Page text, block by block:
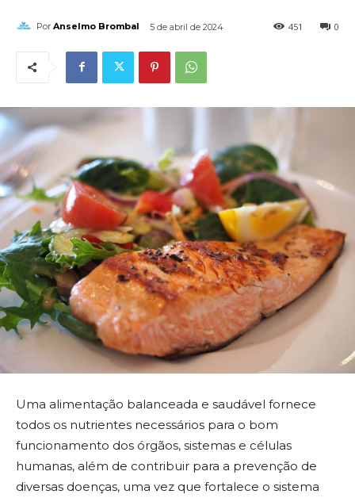
Por Anselmo Brombal 5 de abril de 2024 0
451
Uma alimentação balanceada e saudável fornece
todos os nutrientes necessários para o bom
funcionamento dos órgãos, sistemas e células
humanas, além de contribuir para a prevenção de
diversas doenças, uma vez que fortalece o sistema